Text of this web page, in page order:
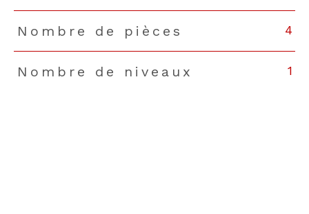
Nombre de pièces 4
Nombre de niveaux 1